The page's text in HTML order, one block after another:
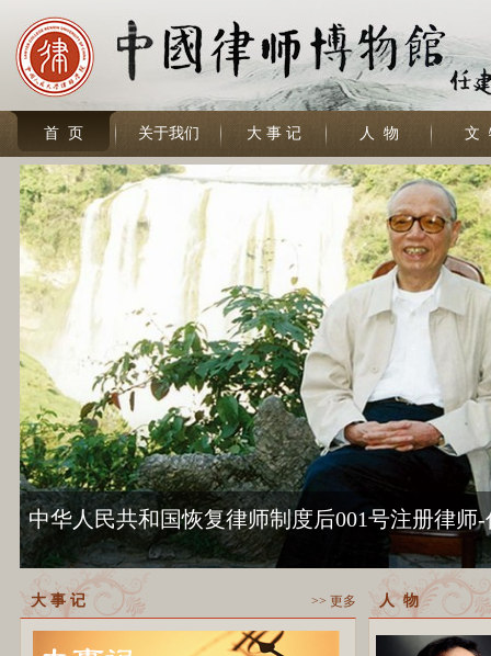
首 页 关于我们 大 事 记 人 物 文
中华人民共和国恢复律师制度后001号注册律师
大 事 记 >> 更多 人 物